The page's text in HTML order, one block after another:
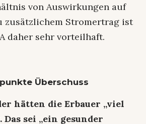
von Auswirkungen auf
zusätzlichem Stromertrag ist
daher sehr vorteilhaft.
Überschuss
hätten die Erbauer „viel
Das sei „ein gesunder